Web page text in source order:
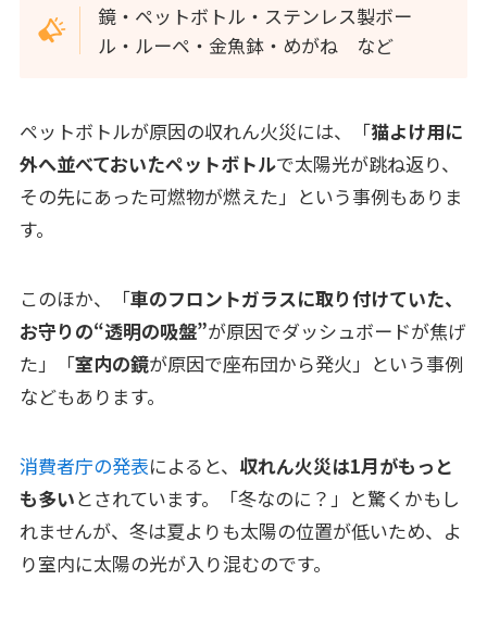
鏡・ペットボトル・ステンレス製ボー
ル・ルーペ・金魚鉢・めがね など
ペットボトルが原因の収れん火災には、「猫よけ用に
外へ並べておいたペットボトルで太陽光が跳ね返り、
その先にあった可燃物が燃えた」という事例もありま
す。
このほか、「車のフロントガラスに取り付けていた、
お守りの“透明の吸盤”が原因でダッシュボードが焦げ
た」「室内の鏡が原因で座布団から発火」という事例
などもあります。
消費者庁の発表によると、 収れん火災は1月がもっと
も多いとされています。「冬なのに？」と驚くかもし
れませんが、冬は夏よりも太陽の位置が低いため、よ
り室内に太陽の光が入り混むのです。